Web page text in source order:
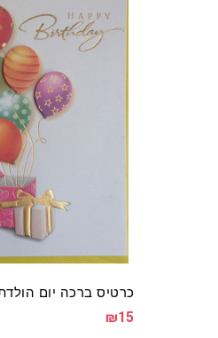
כרטיס ברכה יום הולדת
₪15